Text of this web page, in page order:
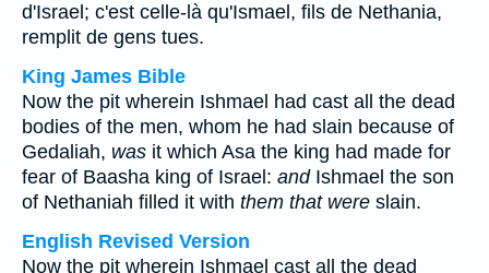
d'Israel; c'est celle-là qu'Ismael, fils de Nethania,
remplit de gens tues.
King James Bible
Now the pit wherein Ishmael had cast all the dead
bodies of the men, whom he had slain because of
Gedaliah, was it which Asa the king had made for
fear of Baasha king of Israel: andIshmael the son
of Nethaniah filled it with them that were slain.
English Revised Version
Now the pit wherein Ishmael cast all the dead